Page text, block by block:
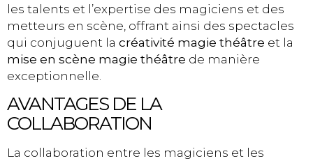
les talents et l’expertise des magiciens et des
metteurs en scène, offrant ainsi des spectacles
qui conjuguent la créativité magie théâtre et la
mise en scène magie théâtre de manière
exceptionnelle.
AVANTAGES DE LA
COLLABORATION
La collaboration entre les magiciens et les